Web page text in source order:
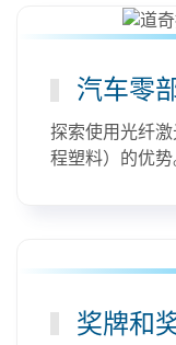
汽车零
探索使用光纤
程塑料）的优势
奖牌和